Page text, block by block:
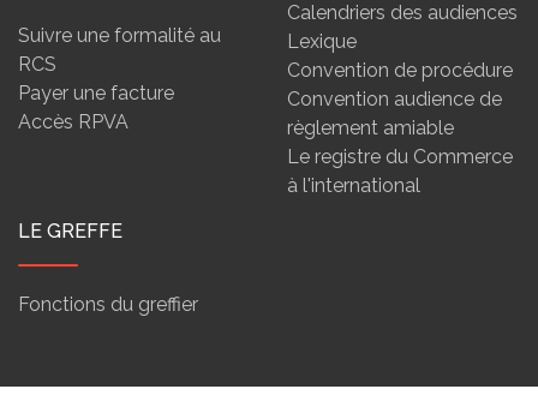
Suivre une formalité au
RCS
Payer une facture
Accès RPVA
Calendriers des audiences
Lexique
Convention de procédure
Convention audience de
règlement amiable
Le registre du Commerce
à l'international
LE GREFFE
Fonctions du greffier